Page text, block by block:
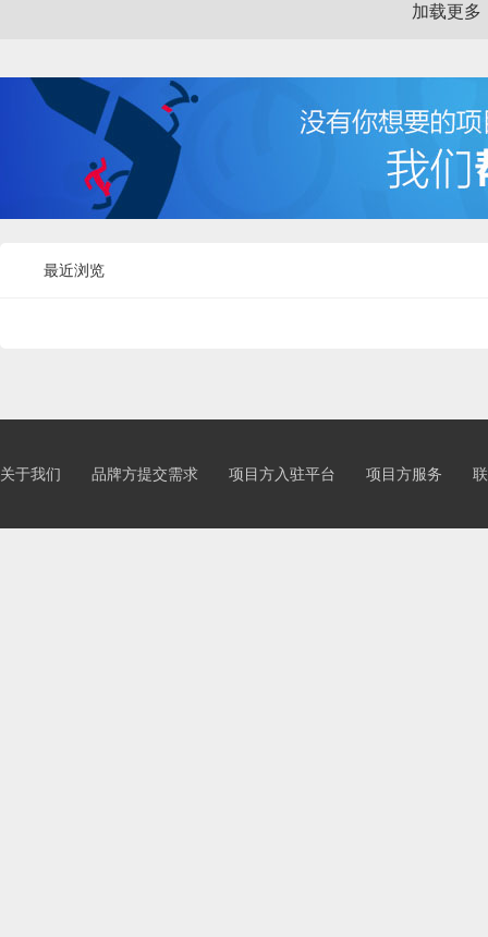
加载更多
最近浏览
关于我们 品牌方提交需求 项目方入驻平台 项目方服务